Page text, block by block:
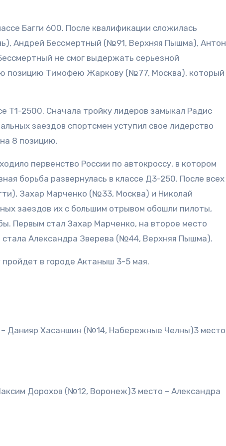
Багги 600. После квалификации сложилась
Андрей Бессмертный (№91, Верхняя Пышма), Антон
не смог выдержать серьезной
позицию Тимофею Жаркову (№77, Москва), который
Т1-2500. Сначала тройку лидеров замыкал Радис
заездов спортсмен уступил свое лидерство
8 позицию.
первенство России по автокроссу, в котором
борьба развернулась в классе Д3-250. После всех
Захар Марченко (№33, Москва) и Николай
заездов их с большим отрывом обошли пилоты,
Первым стал Захар Марченко, на второе место
Александра Зверева (№44, Верхняя Пышма).
в городе Актаныш 3-5 мая.
Данияр Хасаншин (№14, Набережные Челны)3 место
Дорохов (№12, Воронеж)3 место – Александра